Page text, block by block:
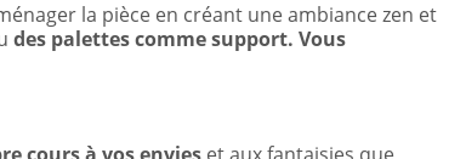
la pièce en créant une ambiance zen et
des palettes comme support. Vous